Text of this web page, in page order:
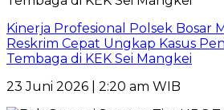
Kinerja Profesional Polsek Bosar
Reskrim Cepat Ungkap Kasus
Tembaga di KEK Sei Mangkei
23 Juni 2026 | 2:20 am WIB